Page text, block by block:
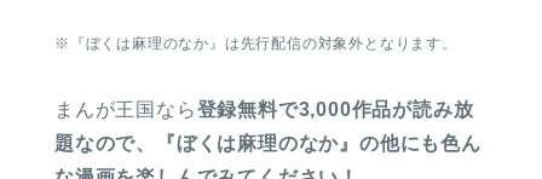
※『ぼくは麻理のなか』は先行配信の対象外となります。
まんが王国なら登録無料で3,000作品が読み放
題なので、『ぼくは麻理のなか』の他にも色ん